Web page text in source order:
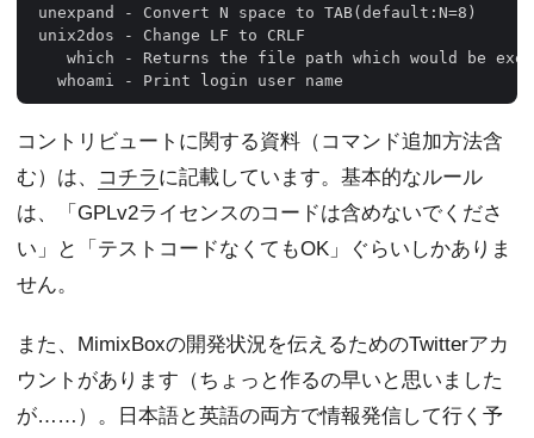
unexpand - Convert N space to TAB(default:N=8)
unix2dos - Change LF to CRLF
which - Returns the file path which would be
コントリビュートに関する資料（コマンド追加方法含
む）は、
コチラ に記載しています。基本的なルール
は、「GPLv2ライセンスのコードは含めないでくださ
い」と「テストコードなくてもOK」ぐらいしかありま
せん。
また、MimixBoxの開発状況を伝えるためのTwitterアカ
ウントがあります（ちょっと作るの早いと思いました
が……）。日本語と英語の両方で情報発信して行く予